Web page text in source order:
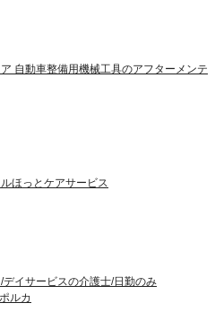
自動車整備用機械工具のアフターメンテ
ほっとケアサービス
イサービスの介護士/日勤のみ
ルカ